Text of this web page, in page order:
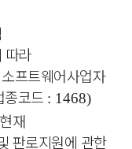
따라
소프트웨어사업자
종코드 : 1468)
재
판로지원에 관한